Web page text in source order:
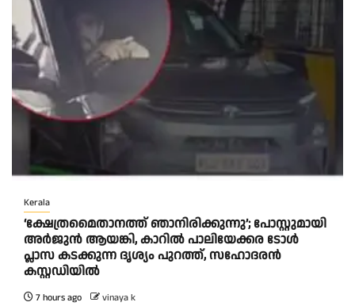
Kerala
‘ക്ഷേത്രമൈതാനത്ത് ഞാനിരിക്കുന്നു’; പോസ്റ്റുമായി
അർജുൻ ആയങ്കി, കാറിൽ പാലിയേക്കര ടോൾ
പ്ലാസ കടക്കുന്ന ദൃശ്യം പുറത്ത്, സഹോദരൻ
കസ്റ്റഡിയിൽ
7 hours ago vinaya k